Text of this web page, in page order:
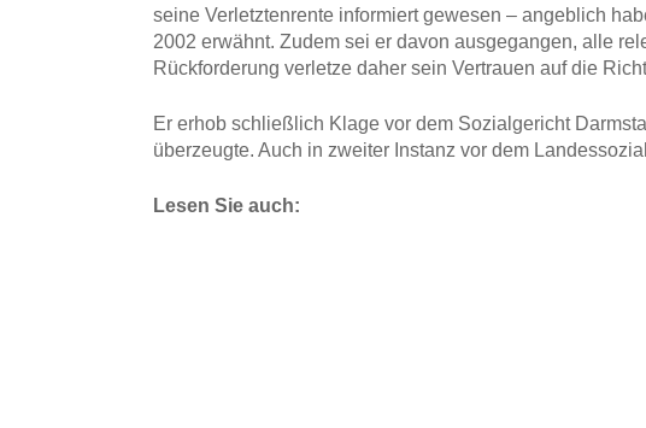
seine Verletztenrente informiert gewesen – angeblich
2002 erwähnt. Zudem sei er davon ausgegangen, alle
Rückforderung verletze daher sein Vertrauen auf die
Er erhob schließlich Klage vor dem Sozialgericht
überzeugte. Auch in zweiter Instanz vor dem
Lesen Sie auch: